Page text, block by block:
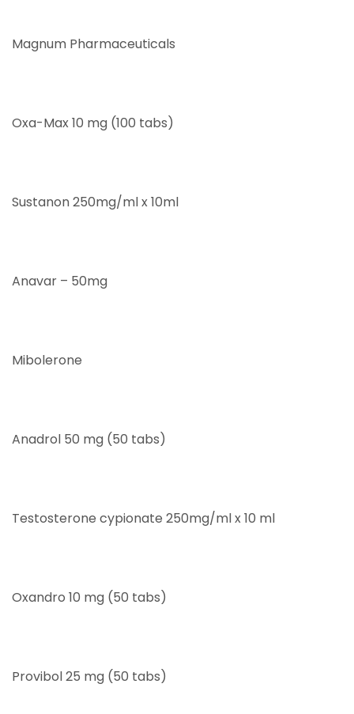
Magnum Pharmaceuticals
Oxa-Max 10 mg (100 tabs)
Sustanon 250mg/ml x 10ml
Anavar – 50mg
Mibolerone
Anadrol 50 mg (50 tabs)
Testosterone cypionate 250mg/ml x 10 ml
Oxandro 10 mg (50 tabs)
Provibol 25 mg (50 tabs)